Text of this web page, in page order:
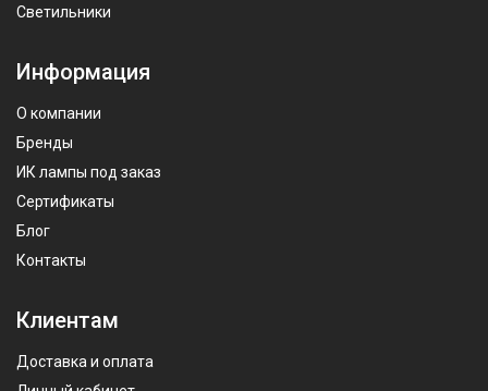
Светильники
Информация
О компании
Бренды
ИК лампы под заказ
Сертификаты
Блог
Контакты
Клиентам
Доставка и оплата